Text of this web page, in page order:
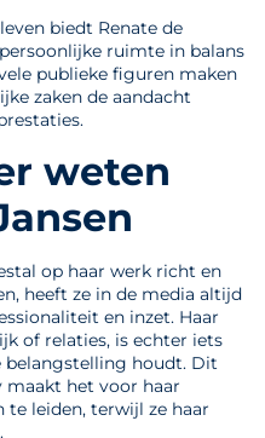
biedt Renate de
ruimte in balans
publieke figuren maken
zaken de aandacht
weten
op haar werk richt en
heeft ze in de media altijd
en inzet. Haar
of relaties, is echter iets
belangstelling houdt. Dit
maakt het voor haar
leiden, terwijl ze haar